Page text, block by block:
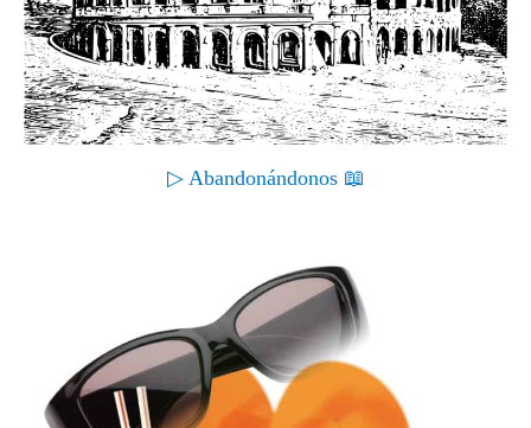
▷ Abandonándonos 📖